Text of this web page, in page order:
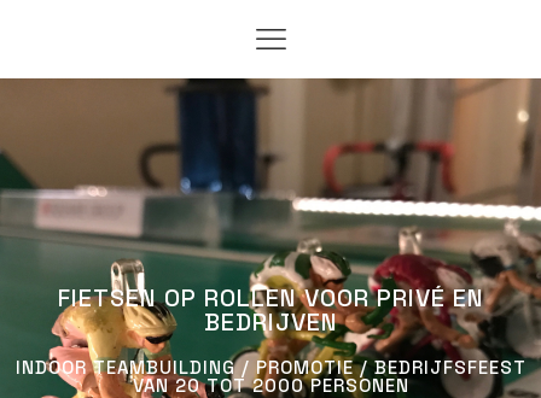
FIETSEN OP ROLLEN VOOR PRIVÉ EN
BEDRIJVEN
INDOOR TEAMBUILDING / PROMOTIE / BEDRIJFSFEEST
VAN 20 TOT 2000 PERSONEN